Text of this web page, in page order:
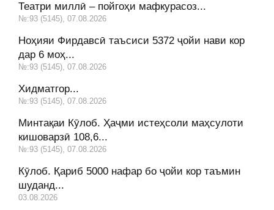
Театри миллӣ – пойгоҳи мафкурасоз...
№:93 (5145), 07.08.2026
Ноҳияи Фирдавсӣ таъсиси 5372 ҷойи нави кор
дар 6 моҳ...
№:93 (5145), 07.08.2026
Хидматгор...
№:93 (5145), 07.08.2026
Минтақаи Кӯлоб. Ҳаҷми истеҳсоли маҳсулоти
кишоварзӣ 108,6...
№:93 (5145), 07.08.2026
Кӯлоб. Қариб 5000 нафар бо ҷойи кор таъмин
шуданд...
03.08.2026